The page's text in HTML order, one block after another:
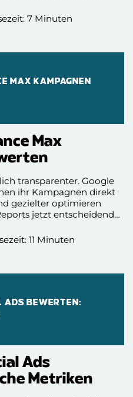
Newsletter zu klicken, hilft
geben dir insgesamt 12
7 Minuten
MAX KAMPAGNEN
Max
transparenter. Google
ihr Kampagnen direkt
gezielter optimieren
jetzt entscheidend
es bei der
So holt ihr aus eurer
11 Minuten
ADS BEWERTEN:
Ads
Metriken